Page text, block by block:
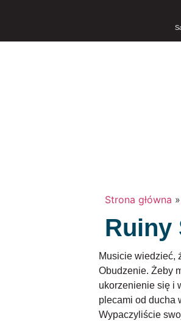
Strona główna »
Ruiny
Musicie wiedzieć,
Obudzenie. Żeby
ukorzenienie się i
plecami od ducha
Wypaczyliście